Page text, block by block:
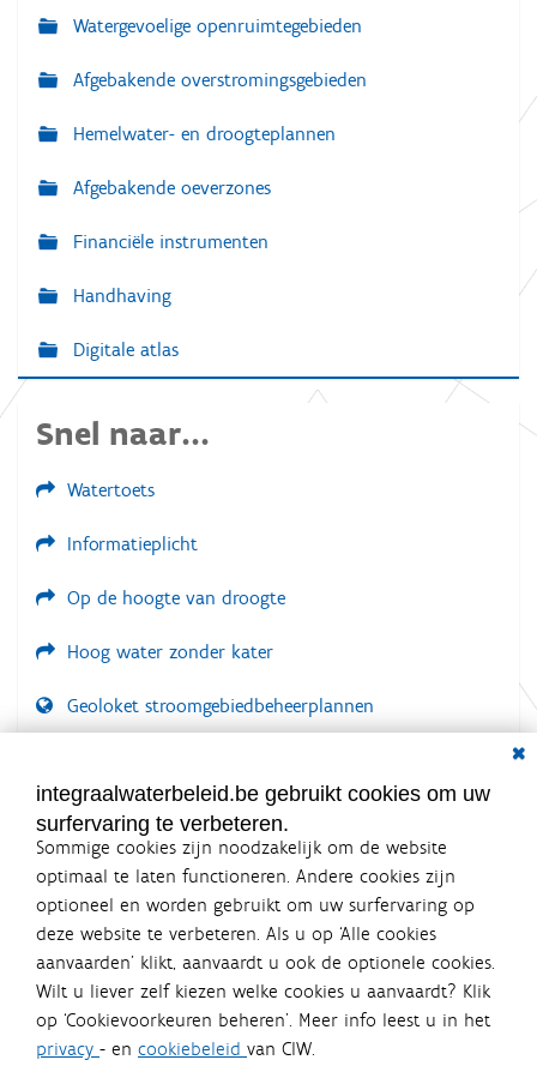
Watergevoelige openruimtegebieden
Afgebakende overstromingsgebieden
Hemelwater- en droogteplannen
Afgebakende oeverzones
Financiële instrumenten
Handhaving
Digitale atlas
Snel naar...
Watertoets
Informatieplicht
Op de hoogte van droogte
Hoog water zonder kater
Geoloket stroomgebiedbeheerplannen
LOGIN VEREIST
integraalwaterbeleid.be gebruikt cookies om uw
surfervaring te verbeteren.
Sommige cookies zijn noodzakelijk om de website
optimaal te laten functioneren. Andere cookies zijn
optioneel en worden gebruikt om uw surfervaring op
deze website te verbeteren. Als u op ‘Alle cookies
aanvaarden’ klikt, aanvaardt u ook de optionele cookies.
Wilt u liever zelf kiezen welke cookies u aanvaardt? Klik
op ‘Cookievoorkeuren beheren’. Meer info leest u in het
privacy - en cookiebeleid van CIW.
Integraalwaterbeleid.be is een
officiële website van de Vlaamse
overheid
uitgegeven door Coördinatiecommissie Integraal
Waterbeleid
De Coördinatiecommissie Integraal Waterbeleid (CIW) is een